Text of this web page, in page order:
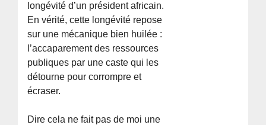
longévité d’un président africain.
En vérité, cette longévité repose
sur une mécanique bien huilée :
l’accaparement des ressources
publiques par une caste qui les
détourne pour corrompre et
écraser.
Dire cela ne fait pas de moi une